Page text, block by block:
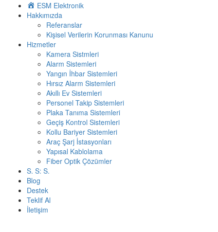
ESM Elektronik
Hakkımızda
Referanslar
Kişisel Verilerin Korunması Kanunu
Hizmetler
Kamera Sistmleri
Alarm Sistemleri
Yangın İhbar Sistemleri
Hırsız Alarm Sistemleri
Akıllı Ev Sistemleri
Personel Takip Sistemleri
Plaka Tanıma Sistemleri
Geçiş Kontrol Sistemleri
Kollu Bariyer Sistemleri
Araç Şarj İstasyonları
Yapısal Kablolama
Fiber Optik Çözümler
S. S: S.
Blog
Destek
Teklif Al
İletişim